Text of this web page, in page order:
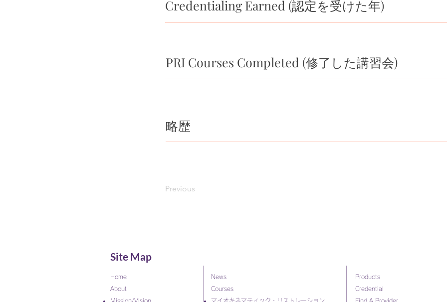
Credentialing Earned (認定を受けた年)
PRI Courses Completed (修了した講習会)
​略歴
Previous
Site Map
Home
About
Mission/Vision
News
Courses
マイオキネマティック・リストレーション
Products
Credential
Find A Provider